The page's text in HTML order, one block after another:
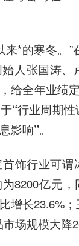
来*的寒冬。”
人张国涛、
给全年业绩
“行业周期
影响”。
饰行业可谓
8200亿元，
增长23.6%
场规模大降